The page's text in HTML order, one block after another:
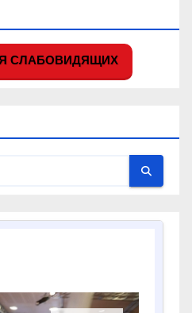
СЛАБОВИДЯЩИХ